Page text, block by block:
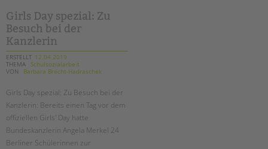
Stellenangebote
tandem als Arbeitgeberin
NEWS/BLOG
Briefe an Kai
PRESSE
die
zukunft
beginnt
mit
dir"
Girls Day spezial: Zu
Besuch bei der
Kanzlerin
ERSTELLT 12.04.2019
THEMA Schulsozialarbeit
VON
Barbara Brecht-Hadraschek
Girls Day spezial: Zu Besuch bei der
Kanzlerin: Bereits einen Tag vor dem
offiziellen Girls' Day hatte
Bundeskanzlerin Angela Merkel 24
Berliner Schülerinnen zur